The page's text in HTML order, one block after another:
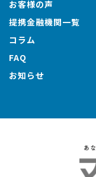
お客様の声
提携金融機関一覧
コラム
FAQ
お知らせ